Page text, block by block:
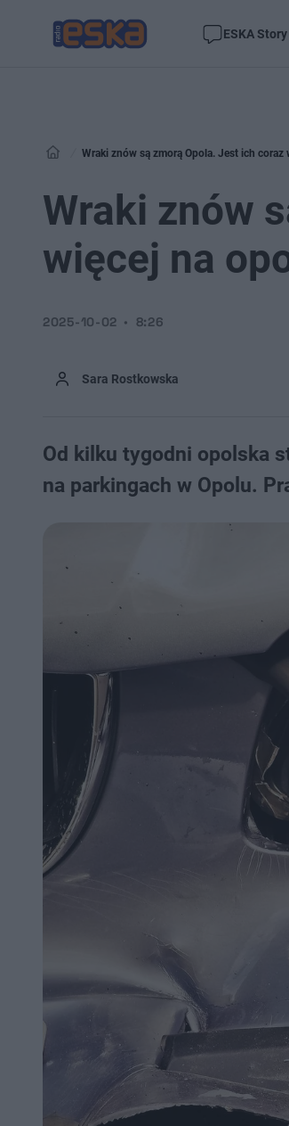
ESKA Story
Wraki znów są zmorą Opola. Jest ich
Wraki znów
więcej na
Sara Rostkowska
2025-10-02 8:26
Od kilku tygodni opolska
na parkingach w Opolu.